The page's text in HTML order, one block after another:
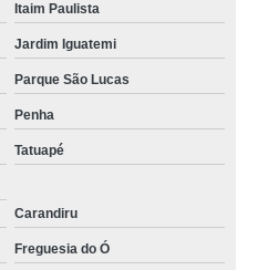
Itaim Paulista
Jardim Iguatemi
Parque São Lucas
Penha
Tatuapé
Carandiru
Freguesia do Ó